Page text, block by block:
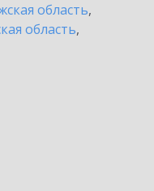
область,
область,